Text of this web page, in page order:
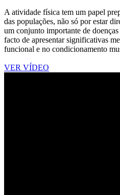
A atividade física tem um papel
das populações, não só por estar
um conjunto importante de
facto de apresentar significativas
funcional e no condicionamento
VER VÍDEO